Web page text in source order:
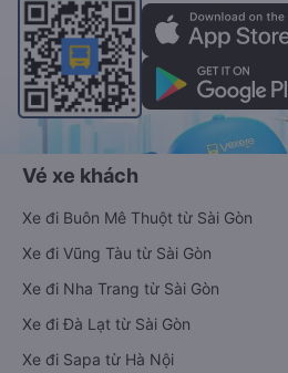
Vé xe khách
Xe đi Buôn Mê Thuột từ Sài Gòn
Xe đi Vũng Tàu từ Sài Gòn
Xe đi Nha Trang từ Sài Gòn
Xe đi Đà Lạt từ Sài Gòn
Xe đi Sapa từ Hà Nội